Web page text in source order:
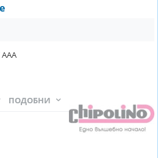
AAA
ПОДОБНИ